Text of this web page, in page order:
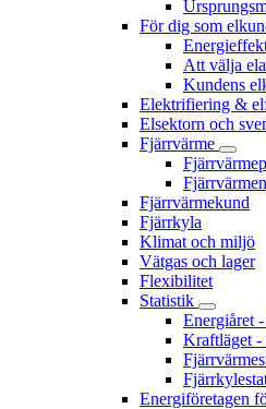
För dig som
Att välja
Kundens
Elektrifiering &
Elsektorn och
Fjärrvärme
Fjärrvärmekund
Fjärrkyla
Klimat och miljö
Vätgas och lager
Flexibilitet
Statistik
Energiåret
Kraftläget -
Energiföretagen